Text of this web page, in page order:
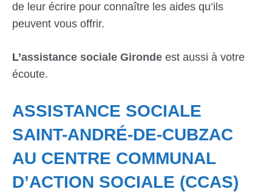
de leur écrire pour connaître les aides qu’ils
peuvent vous offrir.
L’assistance sociale Gironde est aussi à votre
écoute.
ASSISTANCE SOCIALE
SAINT-ANDRÉ-DE-CUBZAC
AU CENTRE COMMUNAL
D’ACTION SOCIALE (CCAS)